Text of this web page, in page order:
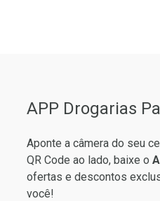
APP Drogarias
Aponte a câmera do seu
QR Code ao lado, baixe o
ofertas e descontos
você!